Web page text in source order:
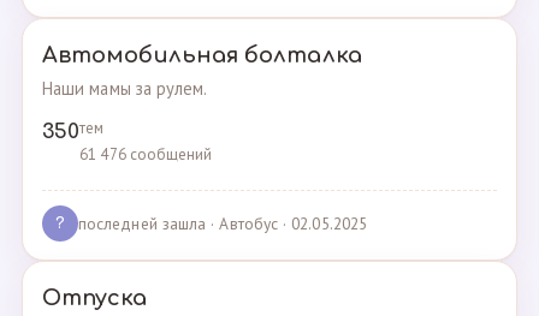
Автомобильная болталка
Наши мамы за рулем.
350тем
61 476 сообщений
? последней зашла · Автобус · 02.05.2025
Отпуска